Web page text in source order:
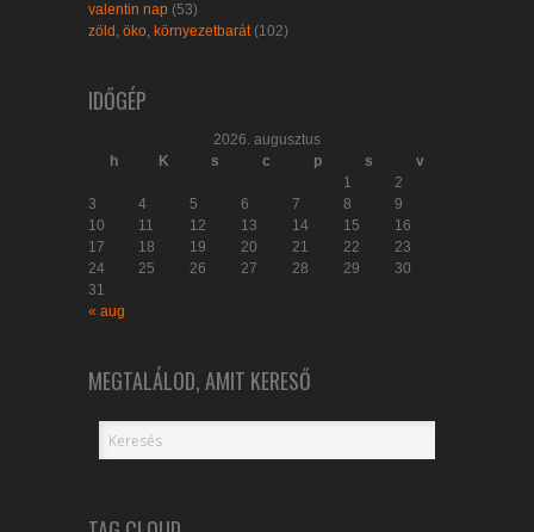
valentin nap (53)
zöld, öko, környezetbarát(102)
IDŐGÉP
2026. augusztus
h
K s c p s
v
1
2
3
4 5 6 7 8
9
10
11 12 13 14 15
16
17
18 19 20 21 22
23
24
25 26 27 28 29
30
31
« aug
MEGTALÁLOD, AMIT KERESŐ